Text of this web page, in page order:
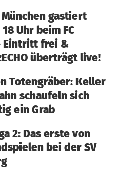
München gastiert
Uhr beim FC
Eintritt frei &
überträgt live!
Totengräber: Keller
schaufeln sich
ein Grab
2: Das erste von
bei der SV